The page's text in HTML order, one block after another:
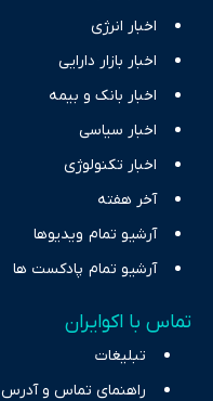
اخبار انرژی
اخبار بازار دارایی
اخبار بانک و بیمه
اخبار سیاسی
اخبار تکنولوژی
آخر هفته
آرشیو تمام ویدیوها
آرشیو تمام پادکست ها
تماس با اکوایران
تبلیغات
راهنمای تماس و آدرس